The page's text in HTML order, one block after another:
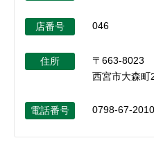
店番号 046
住所
〒663-8023
西宮市大森
電話番号 0798-67-2010